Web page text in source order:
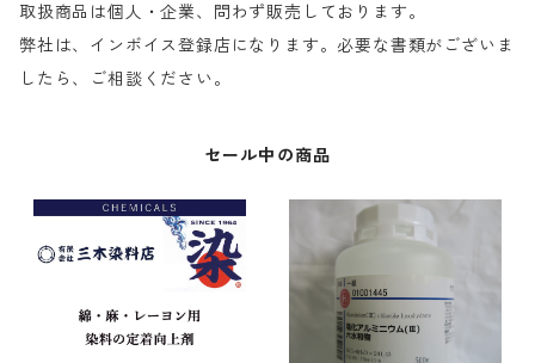
取扱商品は個人・企業、問わず販売しております。
弊社は、インボイス登録店になります。必要な書類がございま
したら、ご相談ください。
セール中の商品